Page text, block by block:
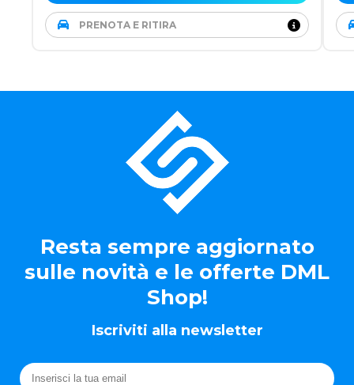
PRENOTA E RITIRA
Resta sempre aggiornato
sulle novità e le offerte DML
Shop!
Iscriviti alla newsletter